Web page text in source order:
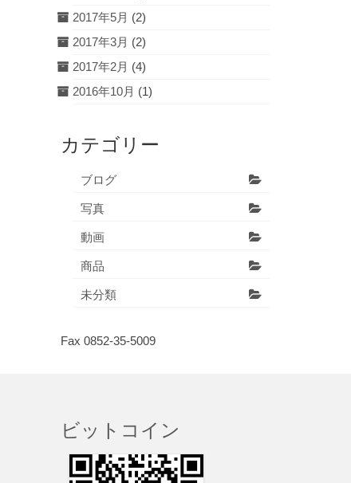
2017年5月 (2)
2017年3月 (2)
2017年2月 (4)
2016年10月 (1)
カテゴリー
ブログ
写真
動画
商品
未分類
Fax 0852-35-5009
ビットコイン